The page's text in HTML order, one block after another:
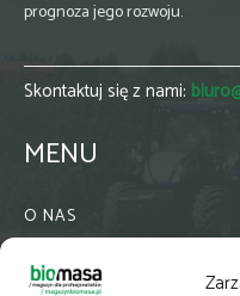
prognoza jego rozwoju.
Skontaktuj się z nami:
MENU
O NAS
WSPÓŁPRACA